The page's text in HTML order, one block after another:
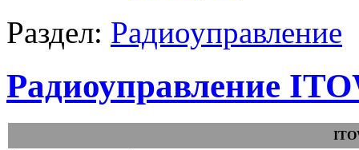
Раздел: Радиоуправление
Радиоуправление